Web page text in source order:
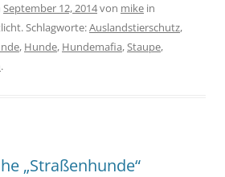
September 12, 2014von mike in
Schlagworte:Auslandstierschutz,
, Hunde, Hundemafia,Staupe,
.
„Straßenhunde“